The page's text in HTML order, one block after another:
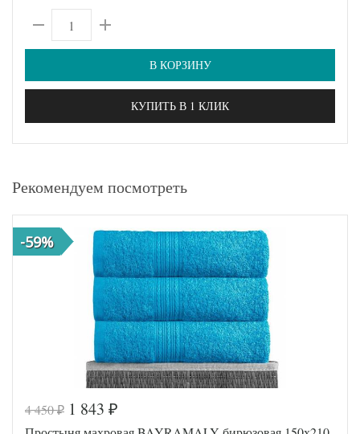
В КОРЗИНУ
КУПИТЬ В 1 КЛИК
Рекомендуем посмотреть
-59%
4 450₽ 1 843 ₽